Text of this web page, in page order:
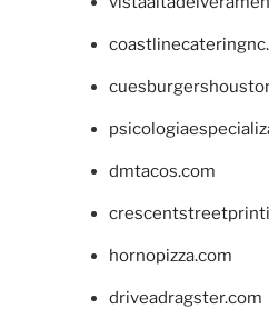
dmtacos.com
hornopizza.com
driveadragster.com